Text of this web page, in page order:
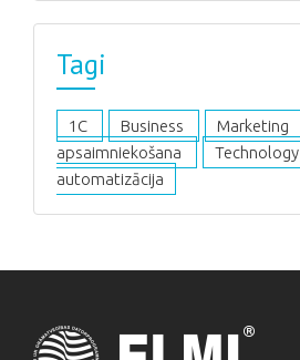
Tagi
1C Business Marketing
apsaimniekošana
Technology
automatizācija